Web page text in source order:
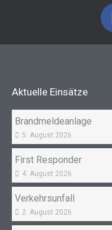
Aktuelle Einsätze
Brandmeldeanlage
5. August 2026
First Responder
4. August 2026
Verkehrsunfall
2. August 2026